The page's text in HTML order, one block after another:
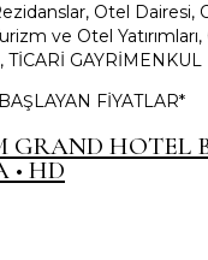
Otel Dairesi,
ve Otel
TİCARİ GAYRİMENKUL
FİYATLAR*
GRAND HOTEL
• HD